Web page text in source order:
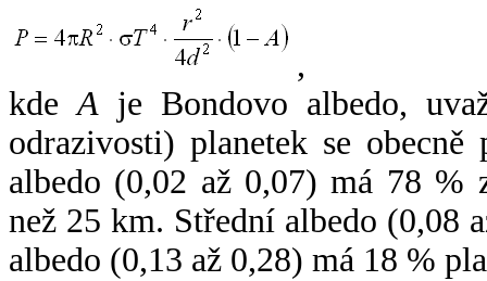
,
kdeA je Bondovo albedo,
odrazivosti) planetek se
albedo (0,02 až 0,07) má 78 %
než 25 km. Střední albedo (0,08
albedo (0,13 až 0,28) má 18 %